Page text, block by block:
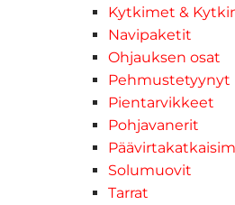
Kytkimet &
Navipaketit
Ohjauksen osat
Pehmustetyynyt
Pientarvikkeet
Pohjavanerit
Solumuovit
Tarrat